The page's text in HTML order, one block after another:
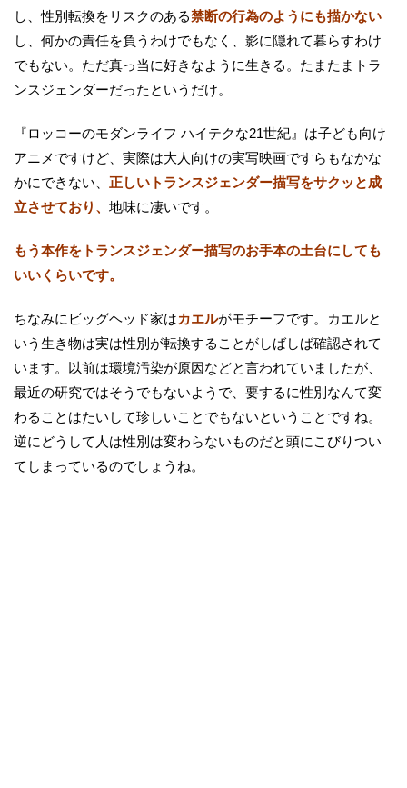
し、性別転換をリスクのある禁断の行為のようにも描かない
し、何かの責任を負うわけでもなく、影に隠れて暮らすわけ
でもない。ただ真っ当に好きなように生きる。たまたまトラ
ンスジェンダーだったというだけ。
『ロッコーのモダンライフ ハイテクな21世紀』は子ども向け
アニメですけど、実際は大人向けの実写映画ですらもなかな
かにできない、 正しいトランスジェンダー描写をサクッと成
立させており、 地味に凄いです。
もう本作をトランスジェンダー描写のお手本の土台にしても
いいくらいです。
ちなみにビッグヘッド家はカエルがモチーフです。カエルと
いう生き物は実は性別が転換することがしばしば確認されて
います。以前は環境汚染が原因などと言われていましたが、
最近の研究ではそうでもないようで、要するに性別なんて変
わることはたいして珍しいことでもないということですね。
逆にどうして人は性別は変わらないものだと頭にこびりつい
てしまっているのでしょうね。